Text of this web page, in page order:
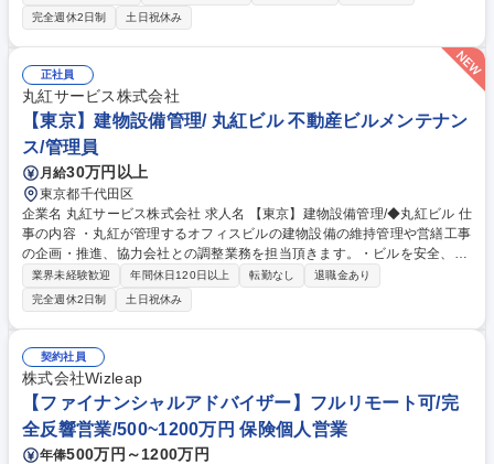
と密なコミュニケーションを行います。 ■担当製品の拡販活動、拡販ツー
ルの作成および営業活動■営業部門への実活動への働きかけ、拡販資料作
成、同行■サプライヤ担当営業/FAEとの戦略アサイン■技術課題把握および
FAEとの協業 ■定期価格、納期の援護サポート 【仕事の魅力】 商材の拡販
戦略を主導する重要な役割です。業務範囲が広く裁量権を持って働ける環
境で、英語での交渉を通じて自身の市場価値を高められます。 募集職種
【東京/プロダクトマーケティング】丸紅グループ/英語が活かせる環境/年
休130日
完全週休2日制
土日祝休み
正社員
丸紅サービス株式会社
【東京】建物設備管理/ 丸紅ビル 不動産ビルメンテナン
ス/管理員
月給30万円以上
東京都千代田区
企業名 丸紅サービス株式会社 求人名 【東京】建物設備管理/◆丸紅ビル 仕
事の内容 ・丸紅が管理するオフィスビルの建物設備の維持管理や営繕工事
の企画・推進、協力会社との調整業務を担当頂きます。・ビルを安全、快
適に運営する為、多くの関係者を取りまとめながらプロジェクトを推進頂
きます。 【詳細】・丸紅が管理するオフィスビルにおける営繕工事の計画
立案 ・工事会社への発注、施工状況の確認、竣工確認 ・工事会社、協力
会社、建物管理会社との連絡・調整 ・建物設備の維持管理状況の確認 ・
法定年次電気設備点検の準備、関係者調整、運営 ・建物管理に関する予
算・決算資料の作成および取りまとめ ・各種費用の支払手続き ・関係者
との定期連絡会の開催 ・その他、建物設備管理に付随する業務 募集職種
【東京】建物設備管理/◆丸紅ビル
業界未経験歓迎 年間休日120日以上 転勤なし
退職金あり
完全週休2日制
土日祝休み
契約社員
株式会社Wizleap
【ファイナンシャルアドバイザー】フルリモート可/完
全反響営業/500~1200万円 保険個人営業
年俸500万円～1200万円